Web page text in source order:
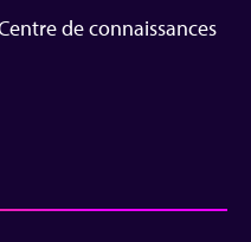
de connaissances